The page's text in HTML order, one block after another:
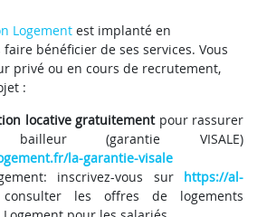
Logement est implanté en
bénéficier de ses services. Vous
privé ou en cours de recrutement,
:
locative gratuitementpour rassurer
(garantie VISALE)
la-garantie-visale
inscrivez-vous sur
https://al-
les offres de logements